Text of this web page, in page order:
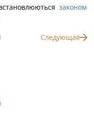
законом
Следующая